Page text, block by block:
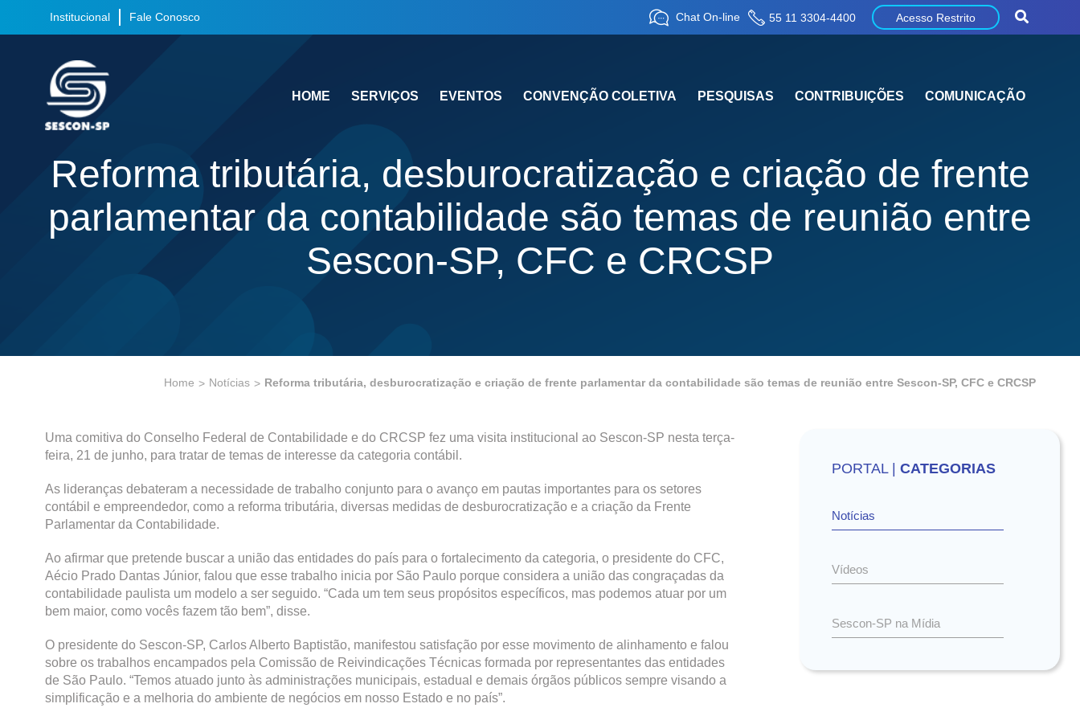
Institucional Fale Conosco Chat On-line 55 11 3304-4400 Acesso Restrito
HOME SERVIÇOS EVENTOS CONVENÇÃO COLETIVA PESQUISAS CONTRIBUIÇÕES COMUNICAÇÃO
Reforma tributária, desburocratização e criação de frente
parlamentar da contabilidade são temas de reunião entre
Sescon-SP, CFC e CRCSP
Home Notícias Reforma tributária, desburocratização e criação de frente parlamentar da contabilidade são temas de reunião entre Sescon-SP, CFC e CRCSP
Uma comitiva do Conselho Federal de Contabilidade e do CRCSP fez uma visita institucional ao Sescon-SP nesta terça-
feira, 21 de junho, para tratar de temas de interesse da categoria contábil.
As lideranças debateram a necessidade de trabalho conjunto para o avanço em pautas importantes para os setores
contábil e empreendedor, como a reforma tributária, diversas medidas de desburocratização e a criação da Frente
Parlamentar da Contabilidade.
Ao afirmar que pretende buscar a união das entidades do país para o fortalecimento da categoria, o presidente do CFC,
Aécio Prado Dantas Júnior, falou que esse trabalho inicia por São Paulo porque considera a união das congraçadas da
contabilidade paulista um modelo a ser seguido. “Cada um tem seus propósitos específicos, mas podemos atuar por um
bem maior, como vocês fazem tão bem”, disse.
O presidente do Sescon-SP, Carlos Alberto Baptistão, manifestou satisfação por esse movimento de alinhamento e falou
sobre os trabalhos encampados pela Comissão de Reivindicações Técnicas formada por representantes das entidades
de São Paulo. “Temos atuado junto às administrações municipais, estadual e demais órgãos públicos sempre visando a
simplificação e a melhoria do ambiente de negócios em nosso Estado e no país”.
PORTAL |CATEGORIAS
Notícias
Vídeos
Sescon-SP na Mídia